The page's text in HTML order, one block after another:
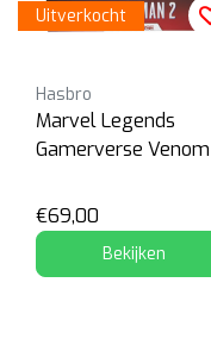
Uitverkocht
Hasbro
Marvel Legends
Gamerverse Venom
€69,00
Bekijken